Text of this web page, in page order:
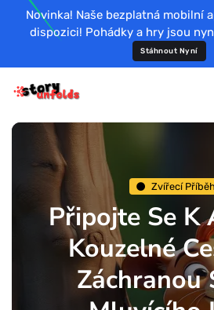
Novinka! Naše bezplatná mobilní
dispozici! Pohádky a hry jsou
Stáhnout Nyní
Zvířecí Příběh
Připojte Se K
Kouzelné
Záchranou